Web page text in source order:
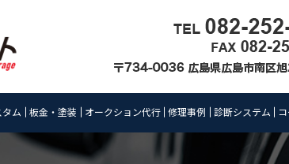
ム 板金・塗装 オークション代行 修理事例 診断システム